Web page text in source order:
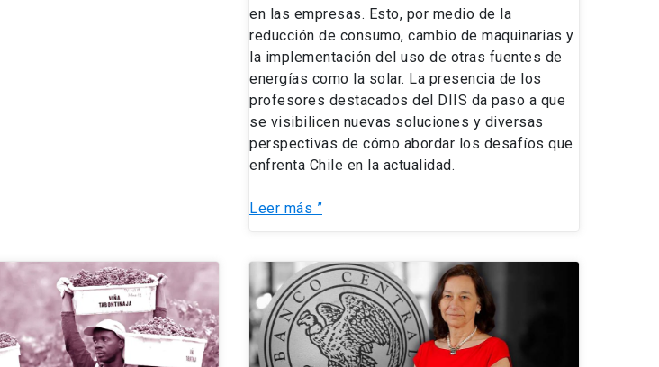
en las empresas. Esto, por medio de la
reducción de consumo, cambio de maquinarias y
la implementación del uso de otras fuentes de
energías como la solar. La presencia de los
profesores destacados del DIIS da paso a que
se visibilicen nuevas soluciones y diversas
perspectivas de cómo abordar los desafíos que
enfrenta Chile en la actualidad.
Leer más ”
Rossana
Costa,
presidenta
del
Banco